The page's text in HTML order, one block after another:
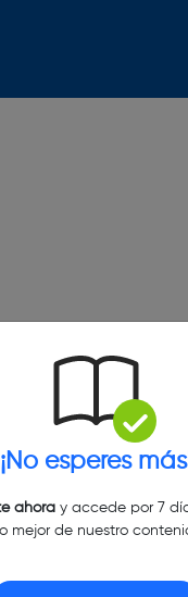
¡No esperes
ahoray accede por 7
mejor de nuestro